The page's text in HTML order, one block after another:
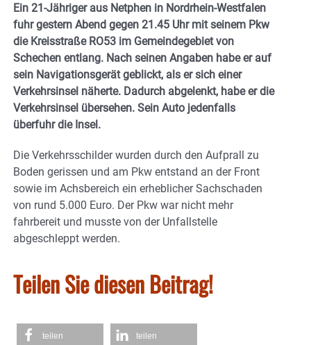
Ein 21-Jähriger aus Netphen in Nordrhein-Westfalen
fuhr gestern Abend gegen 21.45 Uhr mit seinem Pkw
die Kreisstraße RO53 im Gemeindegebiet von
Schechen entlang. Nach seinen Angaben habe er auf
sein Navigationsgerät geblickt, als er sich einer
Verkehrsinsel näherte. Dadurch abgelenkt, habe er die
Verkehrsinsel übersehen. Sein Auto jedenfalls
überfuhr die Insel.
Die Verkehrsschilder wurden durch den Aufprall zu
Boden gerissen und am Pkw entstand an der Front
sowie im Achsbereich ein erheblicher Sachschaden
von rund 5.000 Euro. Der Pkw war nicht mehr
fahrbereit und musste von der Unfallstelle
abgeschleppt werden.
Teilen Sie diesen Beitrag!
teilen teilen